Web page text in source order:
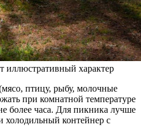
характер
птицу, рыбу, молочные
при комнатной температуре
более часа. Для пикника лучше
холодильный контейнер с